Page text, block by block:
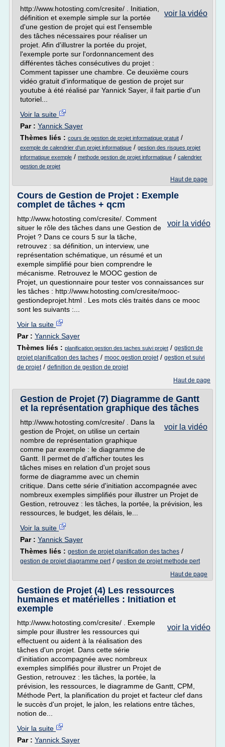
voir la vidéo
http://www.hotosting.com/cresite/ . Initiation,
définition et exemple simple sur la portée
d'une gestion de projet qui est l'ensemble
des tâches nécessaires pour réaliser un
projet. Afin d'illustrer la portée du projet,
l'exemple porte sur l'ordonnancement des
différentes tâches consécutives du projet :
Comment tapisser une chambre. Ce deuxième cours
vidéo gratuit d'informatique de gestion de projet sur
youtube à été réalisé par Yannick Sayer, il fait partie d'un
tutoriel...
Voir la suite
Par : Yannick Sayer
Thèmes liés : cours de gestion de projet informatique gratuit /
exemple de calendrier d'un projet informatique / gestion des risques projet
informatique exemple / methode gestion de projet informatique / calendrier
gestion de projet
Haut de page
Cours de Gestion de Projet : Exemple
complet de tâches + qcm
voir la vidéo
http://www.hotosting.com/cresite/. Comment
situer le rôle des tâches dans une Gestion de
Projet ? Dans ce cours 5 sur la tâche,
retrouvez : sa définition, un interview, une
représentation schématique, un résumé et un
exemple simplifié pour bien comprendre le
mécanisme. Retrouvez le MOOC gestion de
Projet, un questionnaire pour tester vos connaissances sur
les tâches : http://www.hotosting.com/cresite/mooc-
gestiondeprojet.html . Les mots clés traités dans ce mooc
sont les suivants :...
Voir la suite
Par : Yannick Sayer
Thèmes liés : planification gestion des taches suivi projet / gestion de
projet planification des taches / mooc gestion projet/ gestion et suivi
de projet/ definition de gestion de projet
Haut de page
Gestion de Projet (7) Diagramme de Gantt
et la représentation graphique des tâches
voir la vidéo
http://www.hotosting.com/cresite/ . Dans la
gestion de Projet, on utilise un certain
nombre de représentation graphique
comme par exemple : le diagramme de
Gantt. Il permet de d'afficher toutes les
tâches mises en relation d'un projet sous
forme de diagramme avec un chemin
critique. Dans cette série d'initiation accompagnée avec
nombreux exemples simplifiés pour illustrer un Projet de
Gestion, retrouvez : les tâches, la portée, la prévision, les
ressources, le budget, les délais, le...
Voir la suite
Par : Yannick Sayer
Thèmes liés : gestion de projet planification des taches /
gestion de projet diagramme pert/ gestion de projet methode pert
Haut de page
Gestion de Projet (4) Les ressources
humaines et matérielles : Initiation et
exemple
voir la vidéo
http://www.hotosting.com/cresite/ . Exemple
simple pour illustrer les ressources qui
effectuent ou aident à la réalisation des
tâches d'un projet. Dans cette série
d'initiation accompagnée avec nombreux
exemples simplifiés pour illustrer un Projet de
Gestion, retrouvez : les tâches, la portée, la
prévision, les ressources, le diagramme de Gantt, CPM,
Méthode Pert, la planification du projet et facteur clef dans
le succès d'un projet, le jalon, les relations entre tâches,
notion de...
Voir la suite
Par : Yannick Sayer